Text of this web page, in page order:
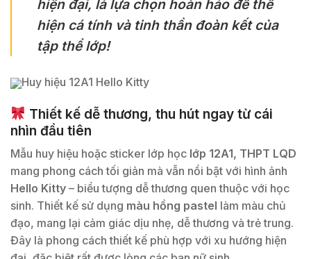
hiện đại, là lựa chọn hoàn hảo để thể
hiện cá tính và tinh thần đoàn kết của
tập thể lớp!
Huy hiệu 12A1 Hello Kitty
Thiết kế dễ thương, thu hút ngay từ cái
nhìn đầu tiên
Mẫu huy hiệu hoặc sticker lớp học lớp 12A1, THPT LQD
mang phong cách tối giản mà vẫn nổi bật với hình ảnh
Hello Kitty – biểu tượng dễ thương quen thuộc với học
sinh. Thiết kế sử dụng màu hồng pastel làm màu chủ
đạo, mang lại cảm giác dịu nhẹ, dễ thương và trẻ trung.
Đây là phong cách thiết kế phù hợp với xu hướng hiện